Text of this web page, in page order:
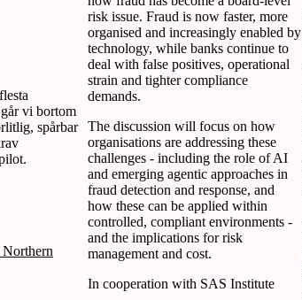
vi bortom
spårbar
risk issue. Fraud is now faster, more
organised and increasingly enabled by
technology, while banks continue to
deal with false positives, operational
strain and tighter compliance
demands.
The discussion will focus on how
organisations are addressing these
challenges - including the role of AI
and emerging agentic approaches in
fraud detection and response, and
how these can be applied within
controlled, compliant environments -
and the implications for risk
management and cost.
In cooperation with SAS Institute